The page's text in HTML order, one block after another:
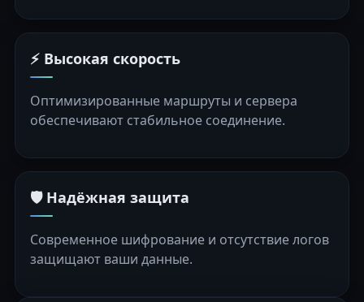
⚡ Высокая скорость
Оптимизированные маршруты и сервера
обеспечивают стабильное соединение.
🛡️ Надёжная защита
Современное шифрование и отсутствие логов
защищают ваши данные.